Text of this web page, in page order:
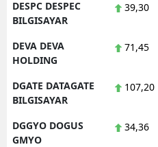
DESPC DESPEC
BILGISAYAR
39,30
DEVA DEVA
HOLDING
71,45
DGATE DATAGATE
BILGISAYAR
107,20
DGGYO DOGUS
GMYO
34,36